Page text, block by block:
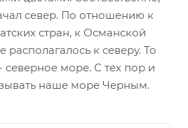
север. По отношению к
стран, к Османской
к северу. То
северное море. С тех пор и
наше море Черным.